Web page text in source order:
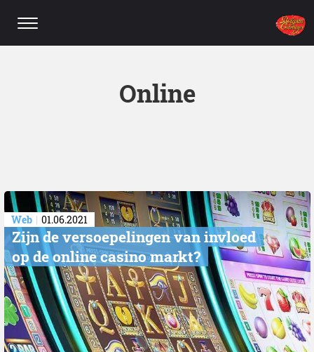
Web 01.06.2021
​Zijn de versoepelingen van invloed
op de online casino markt?